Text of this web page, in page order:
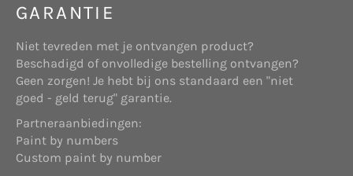
Websitehouder: de onderneming Start Online
die gevestigd is aan Telderslaan 23 te Utrecht,
onder nummer 71986758.
Deze website maakt gebruik van “cookies”
geplaatst) om de website te helpen analyseren
hoe gebruikers de site gebruiken. De door het
cookie gegenereerde informatie over uw gebruik
van de website kan worden overgebracht naar
eigen beveiligde servers van www.shopbrands.nl
of die van een derde partij. Wij gebruiken deze
informatie om bij te houden hoe u de website
gebruikt, om rapporten over de website-activiteit
GARANTIE
Niet tevreden met je ontvangen product?
Beschadigd of onvolledige bestelling ontvangen?
Geen zorgen! Je hebt bij ons standaard een "niet
goed - geld terug" garantie.
Partneraanbiedingen:
Paint by numbers
Custom paint by number